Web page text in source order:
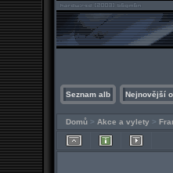
Seznam alb Nejnovější
Domů > Akce a vylety >